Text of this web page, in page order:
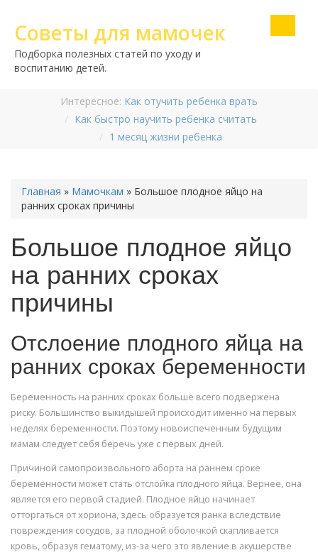
Советы для мамочек
Подборка полезных статей по уходу и
воспитанию детей.
Интересное: Как отучить ребенка врать
Как быстро научить ребенка считать
1 месяц жизни ребенка
Главная » Мамочкам » Большое плодное яйцо на
ранних сроках причины
Большое плодное яйцо
на ранних сроках
причины
Отслоение плодного яйца на
ранних сроках беременности
Беременность на ранних сроках больше всего подвержена
риску. Большинство выкидышей происходит именно на первых
неделях беременности. Поэтому новоиспеченным будущим
мамам следует себя беречь уже с первых дней.
Причиной самопроизвольного аборта на раннем сроке
беременности может стать отслойка плодного яйца. Вернее, она
является его первой стадией. Плодное яйцо начинает
отторгаться от хориона, здесь образуется ранка вследствие
повреждения сосудов, за плодной оболочкой скапливается
кровь, образуя гематому, из-за чего это явление в акушерстве